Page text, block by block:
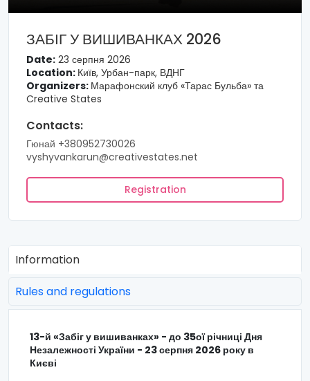
ЗАБІГ У ВИШИВАНКАХ 2026
Date: 23 серпня 2026
Location: Київ, Урбан-парк, ВДНГ
Organizers: Марафонский клуб «Тарас Бульба» та
Creative States
Contacts:
Гюнай +380952730026
vyshyvankarun@creativestates.net
Registration
Information
Rules and regulations
13-й «Забіг у вишиванках» - до 35ої річниці Дня
Незалежності України - 23 серпня 2026 року в
Києві